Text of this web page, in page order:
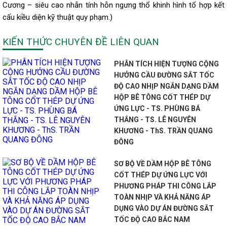
Cương – siêu cao nhẫn tính hỗn ngưng thổ khinh hình tổ hợp kết
cấu kiều diện kỹ thuật quy phạm.)
KIẾN THỨC CHUYÊN ĐỀ LIÊN QUAN
PHÂN TÍCH HIỆN TƯỢNG CỘNG
HƯỞNG CẦU ĐƯỜNG SẮT TỐC
ĐỘ CAO NHỊP NGẮN DẠNG DẦM
HỘP BÊ TÔNG CỐT THÉP DỰ
ỨNG LỰC - TS. PHÙNG BÁ
THẮNG - TS. LÊ NGUYÊN
KHƯƠNG - ThS. TRẦN QUANG
ĐÔNG
SƠ BỘ VỀ DẦM HỘP BÊ TÔNG
CỐT THÉP DỰ ỨNG LỰC VỚI
PHƯƠNG PHÁP THI CÔNG LẮP
TOÀN NHỊP VÀ KHẢ NĂNG ÁP
DỤNG VÀO DỰ ÁN ĐƯỜNG SẮT
TỐC ĐỘ CAO BẮC NAM